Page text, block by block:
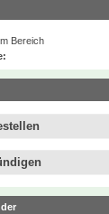
Bereich